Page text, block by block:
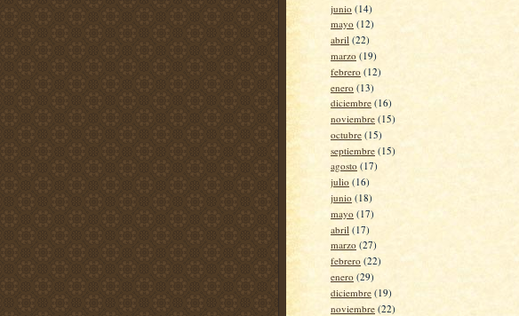
junio (14)
mayo (12)
abril (22)
marzo (19)
febrero (12)
enero (13)
diciembre (16)
noviembre (15)
octubre (15)
septiembre (15)
agosto (17)
julio (16)
junio (18)
mayo (17)
abril (17)
marzo (27)
febrero (22)
enero (29)
diciembre (19)
noviembre (22)